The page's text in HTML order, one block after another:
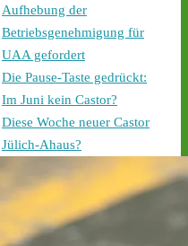
stoppen!
0.35 Uhr erreicht
Konvoi das
Bottrop und fährt
auf die A31, den
Autobahnabschnitt
Ahaus -
ticker/
#castor
stoppen.de
Aufhebung der
Betriebsgenehmigung für
UAA gefordert
Die Pause-Taste gedrückt:
Im Juni kein Castor?
Diese Woche neuer Castor
Jülich-Ahaus?